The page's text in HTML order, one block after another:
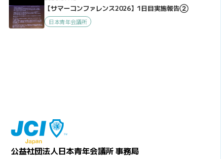
【サマーコンファレンス2026】1日目実施報告②
日本青年会議所
公益社団法人日本青年会議所 事務局